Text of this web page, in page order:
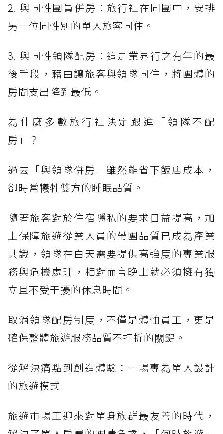
2. 與同性團員併房：旅行社在同團中，安排
另一位同性別的單人旅客同住。
3. 與同性領隊配房：這是業界行之有年的最
後手段，藉由讓旅客與領隊同住，將團體的
房間支出降到最低。
為什麼多數旅行社決定跟進「領隊不配
房」？
過去「與領隊併房」雖然能省下飯店成本，
卻時常犧牲雙方的睡眠品質。
隨著旅客對於住宿隱私的要求日益提高，加
上保障旅遊從業人員的帶團品質已成為產業
共識，領隊在白天需要提供高強度的專業服
務與危機處理，相對而言晚上就必須擁有獨
立且不受干擾的休息時間。
取消領隊配房制度，不僅是體恤員工，更是
確保整體旅遊服務品質不打折的關鍵。
從解決痛點到創造體驗：一場專為單人設計
的旅遊模式
旅遊市場正迎來對單身族群最友善的時代，